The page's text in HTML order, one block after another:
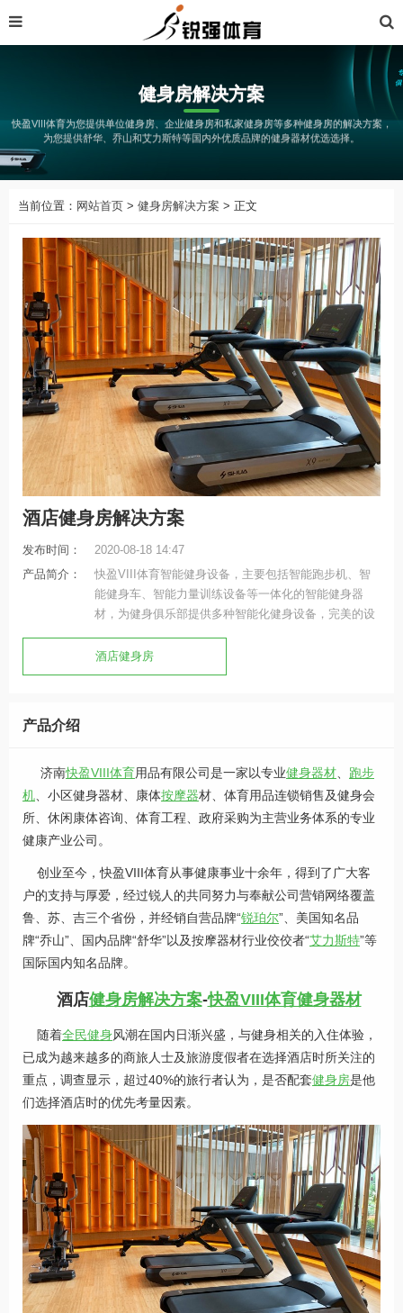
健身房解决方案
快盈VIII体育为您提供单位健身房、企业健身房和私家健身房等多种健身房的解决方案，
为您提供舒华、乔山和艾力斯特等国内外优质品牌的健身器材优选选择。
当前位置： 网站首页 > 健身房解决方案 > 正文
酒店健身房解决方案
发布时间：
2020-08-18 14:47
产品简介：
快盈VIII体育智能健身设备，主要包括智能跑步机、智
能健身车、智能力量训练设备等一体化的智能健身器
材，为健身俱乐部提供多种智能化健身设备，完美的设
验。
酒店健身房
产品介绍
济南快盈VIII体育用品有限公司是一家以专业健身器材
跑步
机 、小区健身器材、康体按摩器材、体育用品连锁销售及健身会
所、休闲康体咨询、体育工程、政府采购为主营业务体系的专业
健康产业公司。
创业至今，快盈VIII体育从事健康事业十余年，得到了广大客
户的支持与厚爱，经过锐人的共同努力与奉献公司营销网络覆盖
鲁、苏、吉三个省份，并经销自营品牌“锐珀尔”、美国知名品
牌“乔山”、国内品牌“舒华”以及按摩器材行业佼佼者“艾力斯特”等
国际国内知名品牌。
酒店健身房解决方案-快盈VIII体育健身器材
随着全民健身风潮在国内日渐兴盛，与健身相关的入住体验，
已成为越来越多的商旅人士及旅游度假者在选择酒店时所关注的
重点，调查显示，超过40%的旅行者认为，是否配套健身房是他
们选择酒店时的优先考量因素。